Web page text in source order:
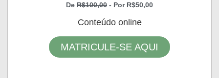
De R$100,00 - Por R$50,00
Conteúdo online
MATRICULE-SE AQUI